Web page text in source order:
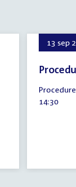
13 sep
2023
Tijd
14:30